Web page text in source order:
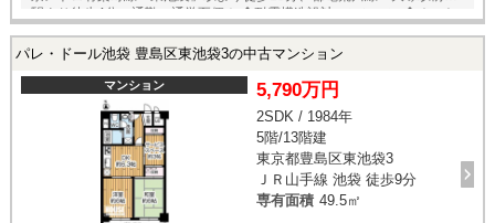
駅より徒歩4分、通勤・通学至便！ ◆耐震構造設計マンション ◆オートロ
ッチン・リビングダイニングに床暖房あり。寒い日も足元から温かく過
ットとお過ごしいただけます（規約による制限あり） ◎その他 管理費・
修繕積立金：調査中 駐車場：有 駐輪場：有 バイク置場：有 ※いずれ
も空き・料金調査中
パレ・ドール池袋 豊島区東池袋3の中古マンション
マンション 5,790万円
2SDK / 1984年
5階/13階建
東京都豊島区東池袋3
ＪＲ山手線 池袋 徒歩9分
専有面積 49.5㎡